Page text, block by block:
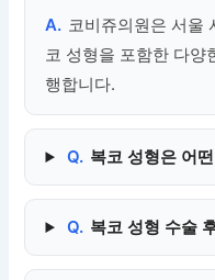
A. 코비쥬의원은 서울
코 성형을 포함한 다양
행합니다.
Q. 복코 성형은 어
Q. 복코 성형 수술